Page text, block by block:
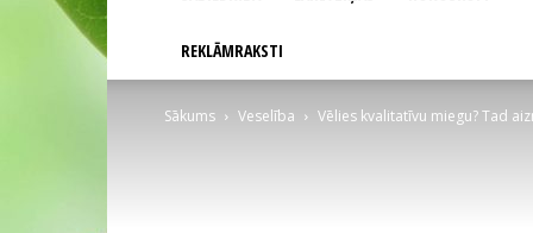
REKLĀMRAKSTI
Sākums Veselība Vēlies kvalitatīvu miegu? Tad